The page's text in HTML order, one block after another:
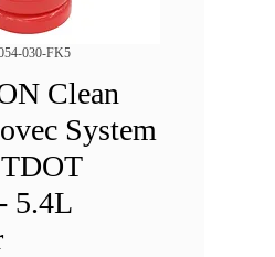
030-FK5
Clean
System
5.4L